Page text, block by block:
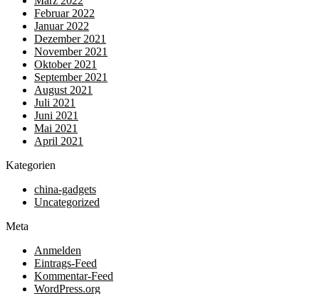
Februar 2022
Januar 2022
Dezember 2021
November 2021
Oktober 2021
September 2021
August 2021
Juli 2021
Juni 2021
Mai 2021
April 2021
Kategorien
china-gadgets
Uncategorized
Meta
Anmelden
Eintrags-Feed
Kommentar-Feed
WordPress.org